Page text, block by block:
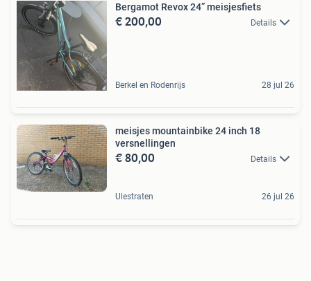
Bergamot Revox 24” meisjesfiets
€ 200,00 Details
Berkel en Rodenrijs 28 jul 26
meisjes mountainbike 24 inch 18
versnellingen
€ 80,00 Details
Ulestraten 26 jul 26